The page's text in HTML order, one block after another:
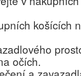
košících
očích.